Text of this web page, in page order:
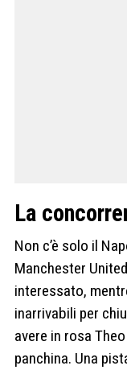
La
Non c’è solo il
Manchester
interessato,
inarrivabili per
avere in rosa
panchina. Una